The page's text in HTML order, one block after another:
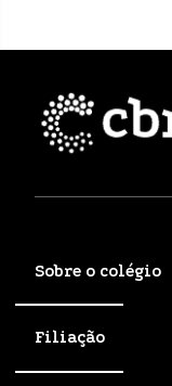
Sobre o colégio
Filiação